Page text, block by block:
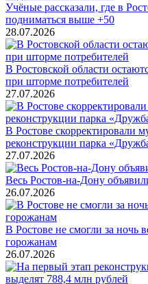
Учёные рассказали, где в
подниматься выше +50
28.07.2026
В Ростовской области
при шторме потребителей
27.07.2026
В Ростове скорректировали
реконструкции парка
27.07.2026
Весь Ростов-на-Дону
26.07.2026
В Ростове не смогли за ночь
горожанам
26.07.2026